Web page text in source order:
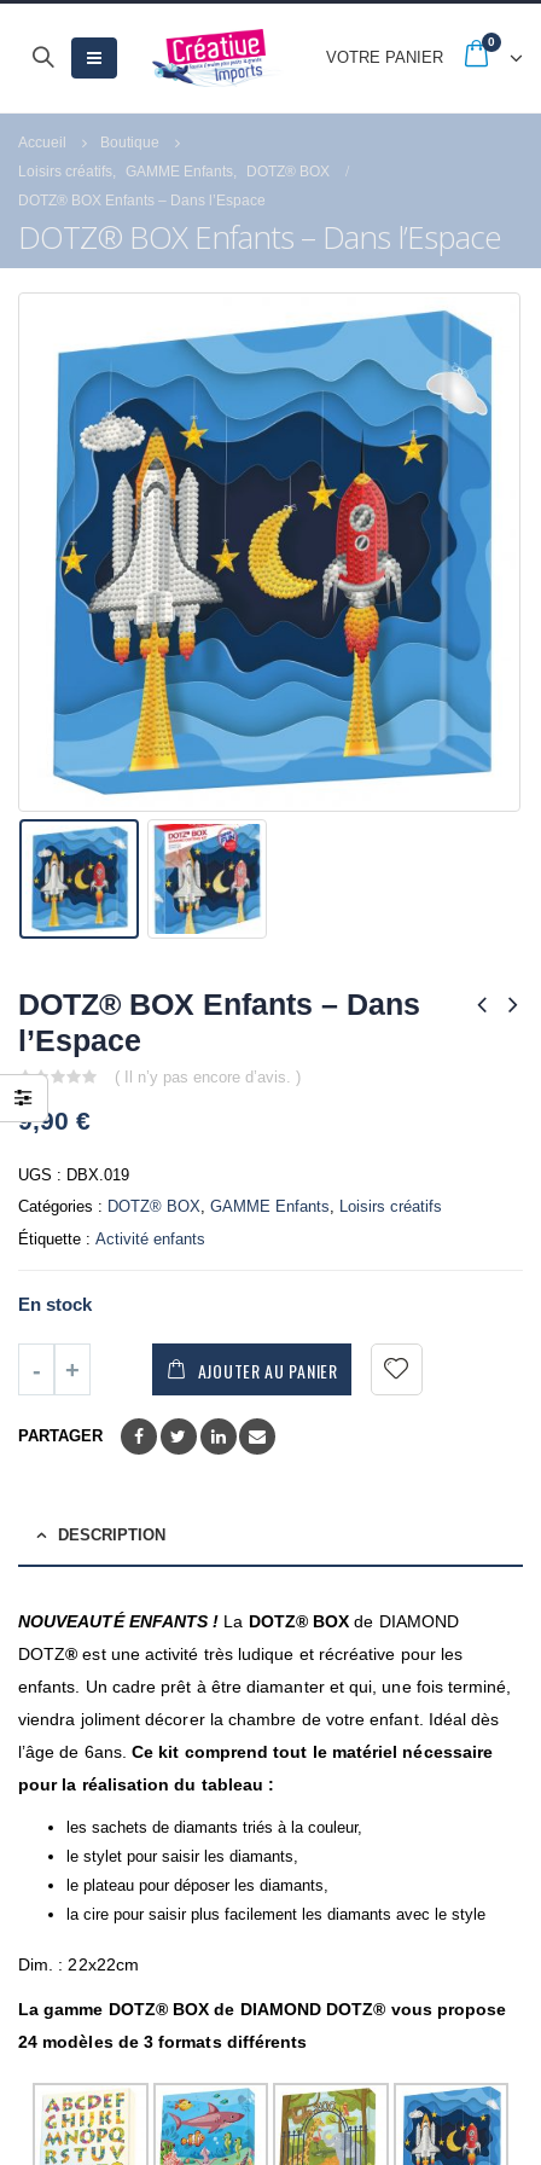
VOTRE PANIER
0
Accueil
Boutique
Loisirs créatifs
GAMME Enfants
DOTZ® BOX
DOTZ® BOX Enfants – Dans l’Espace
DOTZ® BOX Enfants – Dans l’Espace
DOTZ® BOX Enfants – Dans
l’Espace
0
of
( Il n’y pas encore d’avis. )
9,90 €
UGS : DBX.019
Catégories : DOTZ® BOX, GAMME Enfants, Loisirs créatifs
Étiquette : Activité enfants
En stock
AJOUTER AU PANIER
PARTAGER
DESCRIPTION
NOUVEAUTÉ ENFANTS ! La DOTZ® BOX de DIAMOND
DOTZ®est une activité très ludique et récréative pour les
enfants. Un cadre prêt à être diamanter et qui, une fois terminé,
viendra joliment décorer la chambre de votre enfant. Idéal dès
l’âge de 6ans.Ce kit comprend tout le matériel nécessaire
pour la réalisation du tableau :
les sachets de diamants triés à la couleur,
le stylet pour saisir les diamants,
le plateau pour déposer les diamants,
la cire pour saisir plus facilement les diamants avec le style
Dim. : 22x22cm
La gamme DOTZ® BOX de DIAMOND DOTZ® vous propose
24 modèles de 3 formats différents